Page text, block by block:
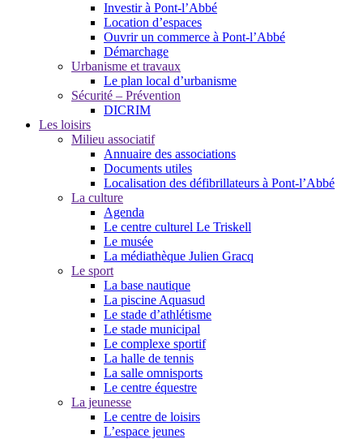
Investir à Pont-l’Abbé
Location d’espaces
Ouvrir un commerce à Pont-l’Abbé
Démarchage
Urbanisme et travaux
Le plan local d’urbanisme
Sécurité – Prévention
DICRIM
Les loisirs
Milieu associatif
Annuaire des associations
Documents utiles
Localisation des défibrillateurs à Pont-l’Abbé
La culture
Agenda
Le centre culturel Le Triskell
Le musée
La médiathèque Julien Gracq
Le sport
La base nautique
La piscine Aquasud
Le stade d’athlétisme
Le stade municipal
Le complexe sportif
La halle de tennis
La salle omnisports
Le centre équestre
La jeunesse
Le centre de loisirs
L’espace jeunes